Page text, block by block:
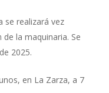
se realizará vez
la maquinaria. Se
2025.
en La Zarza, a 7